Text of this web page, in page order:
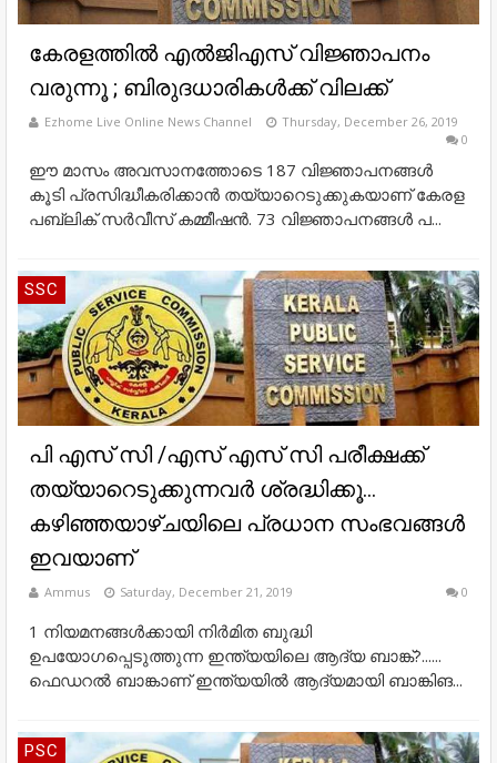
കേരളത്തില്‍ എല്‍ജിഎസ് വിജ്ഞാപനം
വരുന്നൂ ; ബിരുദധാരികള്‍ക്ക് വിലക്ക്
Ezhome Live Online News Channel
Thursday, December 26, 2019
0
ഈ മാസം അവസാനത്തോടെ 187 വിജ്ഞാപനങ്ങള്‍
കൂടി പ്രസിദ്ധീകരിക്കാന്‍ തയ്യാറെടുക്കുകയാണ് കേരള
പബ്ലിക് സര്‍വീസ് കമ്മീഷന്‍. 73 വിജ്ഞാപനങ്ങള്‍ പ...
SSC
പി എസ് സി /എസ് എസ് സി പരീക്ഷക്ക്
തയ്യാറെടുക്കുന്നവർ ശ്രദ്ധിക്കൂ...
കഴിഞ്ഞയാഴ്ചയിലെ പ്രധാന സംഭവങ്ങൾ
ഇവയാണ്
Ammus Saturday, December 21, 2019 0
1 നിയമനങ്ങള്‍ക്കായി നിര്‍മിത ബുദ്ധി
ഉപയോഗപ്പെടുത്തുന്ന ഇന്ത്യയിലെ ആദ്യ ബാങ്ക്?......
ഫെഡറല്‍ ബാങ്കാണ് ഇന്ത്യയില്‍ ആദ്യമായി ബാങ്കിങ...
PSC